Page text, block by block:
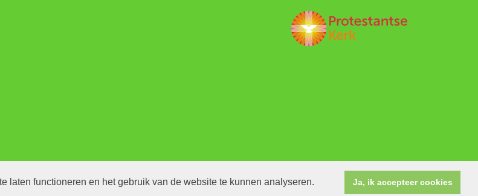
laten functioneren en het gebruik van de website te kunnen analyseren. Ja, ik accepteer cookies